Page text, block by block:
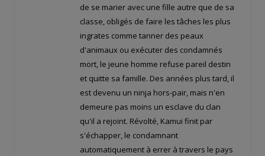
de se marier avec une fille autre que de sa
classe, obligés de faire les tâches les plus
ingrates comme tanner des peaux
d'animaux ou exécuter des condamnés
mort, le jeune homme refuse pareil destin
et quitte sa famille. Des années plus tard, il
est devenu un ninja hors-pair, mais n'en
demeure pas moins un esclave du clan
qu'il a rejoint. Révolté, Kamui finit par
s'échapper, le condamnant
automatiquement à errer à travers le pays